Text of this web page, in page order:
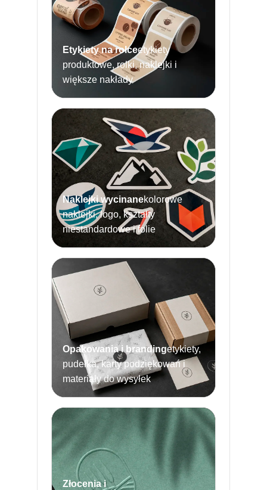
Etykiety na rolceetykiety
produktowe, rolki, naklejki i
większe nakłady
Naklejki wycinanekolorowe
naklejki, logo, kształty
niestandardowe i folie
Opakowania i brandingetykiety,
pudełka, karty podziękowań i
materiały do wysyłek
Złocenia i